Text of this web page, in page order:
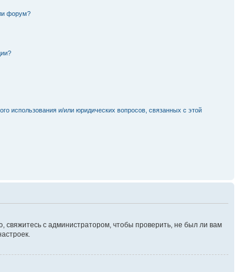
форум?
использования и/или юридических вопросов, связанных с этой
свяжитесь с администратором, чтобы проверить, не был ли вам